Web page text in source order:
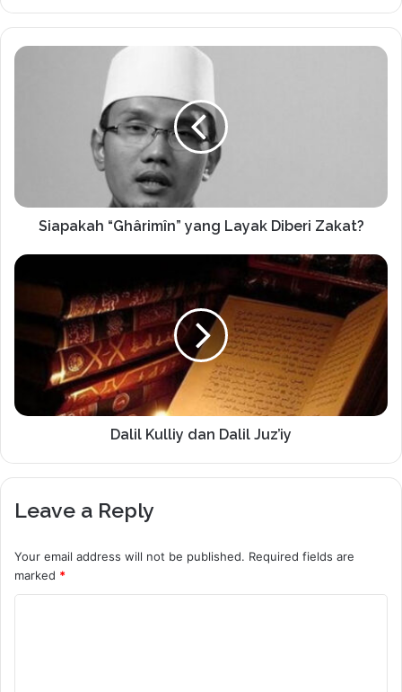
Siapakah “Ghârimîn” yang Layak Diberi Zakat?
Dalil Kulliy dan Dalil Juz’iy
Leave a Reply
Your email address will not be published. Required fields are
marked *